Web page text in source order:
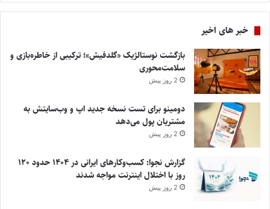
خبر های اخیر
بازگشت نوستالژیک «گلدفیش»؛ ترکیبی از خاطره‌بازی و
سلامت‌محوری
2 روز پیش
دومینو برای تست نسخه جدید اپ و وب‌سایتش به
مشتریان پول می‌دهد
2 روز پیش
گزارش نجوا: کسب‌وکارهای ایرانی در ۱۴۰۴ حدود ۱۲۰
روز با اختلال اینترنت مواجه شدند
2 روز پیش